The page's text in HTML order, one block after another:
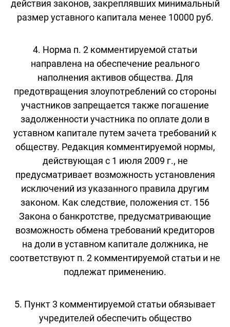
действия законов, закреплявших минимальный
размер уставного капитала менее 10000 руб.
4. Норма п. 2 комментируемой статьи
направлена на обеспечение реального
наполнения активов общества. Для
предотвращения злоупотреблений со стороны
участников запрещается также погашение
задолженности участника по оплате доли в
уставном капитале путем зачета требований к
обществу. Редакция комментируемой нормы,
действующая с 1 июля 2009 г., не
предусматривает возможность установления
исключений из указанного правила другим
законом. Как следствие, положения ст. 156
Закона о банкротстве, предусматривающие
возможность обмена требований кредиторов
на доли в уставном капитале должника, не
соответствуют п. 2 комментируемой статьи и не
подлежат применению.
5. Пункт 3 комментируемой статьи обязывает
учредителей обеспечить общество